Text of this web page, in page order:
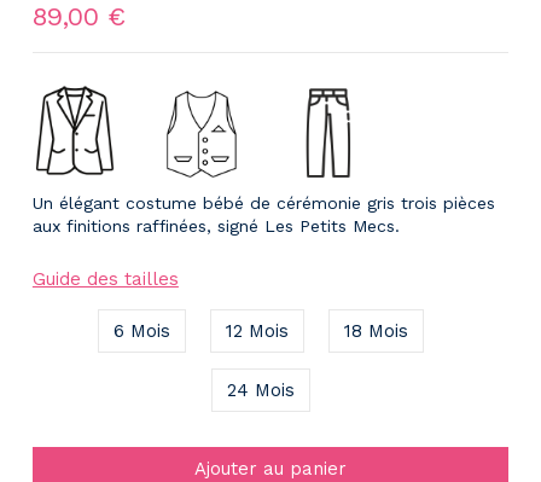
89,00 €
Un élégant costume bébé de cérémonie gris trois pièces
aux finitions raffinées, signé Les Petits Mecs.
Guide des tailles
6 Mois 12 Mois 18 Mois
24 Mois
Ajouter au panier